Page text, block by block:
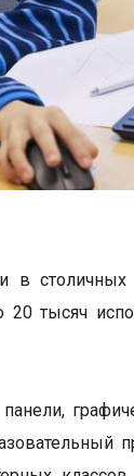
в
тысяч